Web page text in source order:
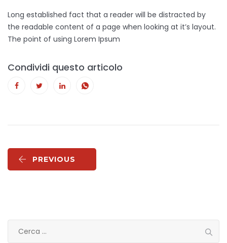
Long established fact that a reader will be distracted by
the readable content of a page when looking at it’s layout.
The point of using Lorem Ipsum
Condividi questo articolo
PREVIOUS
per: